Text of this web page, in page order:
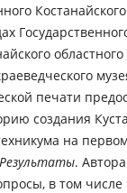
областного
музея,
печати
создания
на
Результаты.
в том